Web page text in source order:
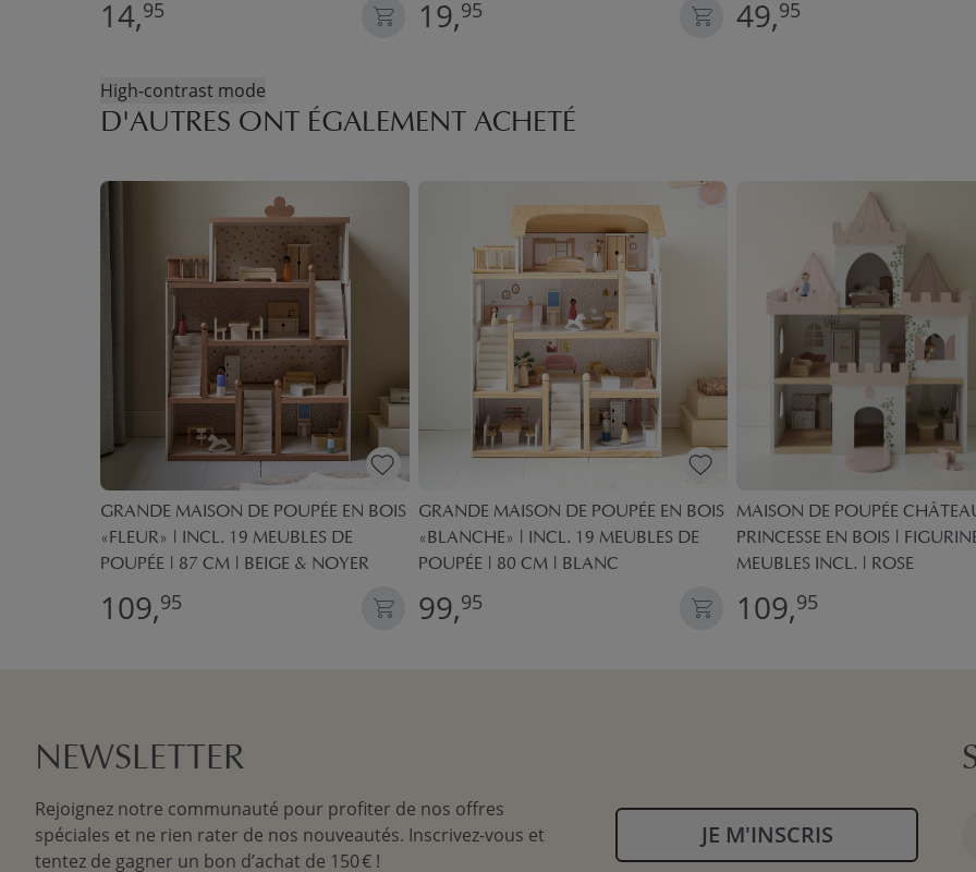
14,95 19,95 49,95
High-contrast mode
D'AUTRES ONT ÉGALEMENT ACHETÉ
GRANDE MAISON DE POUPÉE EN BOIS
«FLEUR» | INCL. 19 MEUBLES DE
POUPÉE | 87 CM | BEIGE & NOYER
109,95
GRANDE MAISON DE POUPÉE EN BOIS
«BLANCHE» | INCL. 19 MEUBLES DE
POUPÉE | 80 CM | BLANC
99,95
MAISON DE POUPÉE
PRINCESSE EN BOIS |
MEUBLES INCL. | ROSE
109,95
NEWSLETTER
Rejoignez notre communauté pour profiter de nos offres
spéciales et ne rien rater de nos nouveautés. Inscrivez-vous et
tentez de gagner un bon d’achat de 150 € !
JE M'INSCRIS